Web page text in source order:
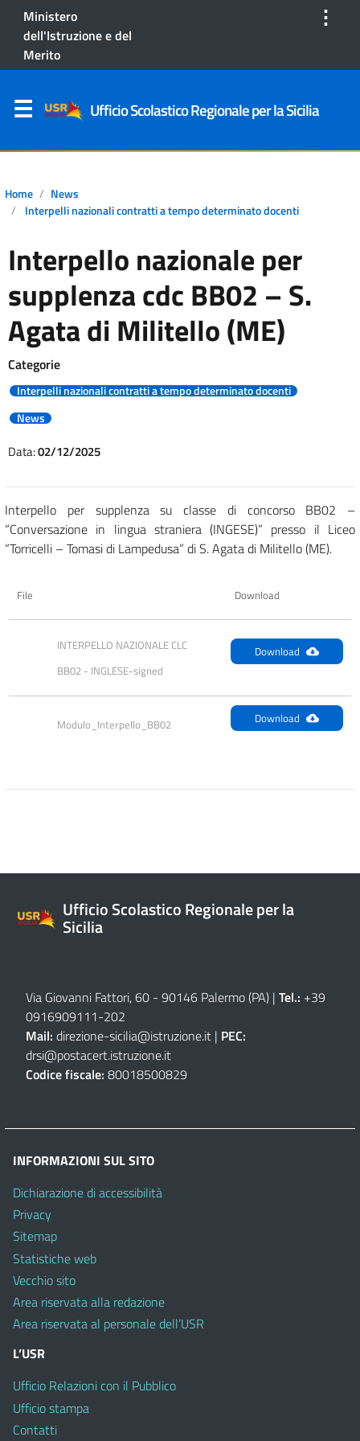
Ministero
dell'Istruzione e del
Merito
⋮
Ufficio Scolastico Regionale per la Sicilia
Home
News
Interpelli nazionali contratti a tempo determinato docenti
Interpello nazionale per
supplenza cdc BB02 – S.
Agata di Militello (ME)
Categorie
Interpelli nazionali contratti a tempo determinato docenti
News
Data:02/12/2025
Interpello per supplenza su classe di concorso BB02 –
“Conversazione in lingua straniera (INGESE)” presso il Liceo
“Torricelli – Tomasi di Lampedusa” di S. Agata di Militello (ME).
File Download
INTERPELLO NAZIONALE CLC
BB02 - INGLESE-signed
Download
Modulo_Interpello_BB02 Download
Ufficio Scolastico Regionale per la
Sicilia
Via Giovanni Fattori, 60 - 90146 Palermo (PA) | Tel.: +39
0916909111-202
Mail: direzione-sicilia@istruzione.it | PEC:
drsi@postacert.istruzione.it
Codice fiscale: 80018500829
INFORMAZIONI SUL SITO
Dichiarazione di accessibilità
Privacy
Sitemap
Statistiche web
Vecchio sito
Area riservata alla redazione
Area riservata al personale dell’USR
L’USR
Ufficio Relazioni con il Pubblico
Ufficio stampa
Contatti